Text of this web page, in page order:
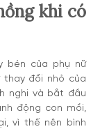
khi có
bén của phụ nữ
thay đổi nhỏ của
nghi và bắt đầu
động con mồi,
vì thế nên bình